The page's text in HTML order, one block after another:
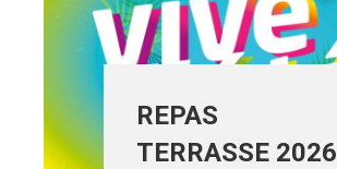
REPAS
TERRASSE 2026